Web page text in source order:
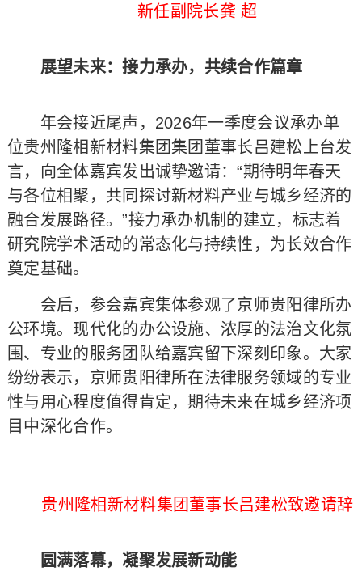
新任副院长龚 超
展望未来：接力承办，共续合作篇章
年会接近尾声，2026年一季度会议承办单
位贵州隆相新材料集团集团董事长吕建松上台发
言，向全体嘉宾发出诚挚邀请：“期待明年春天
与各位相聚，共同探讨新材料产业与城乡经济的
融合发展路径。”接力承办机制的建立，标志着
研究院学术活动的常态化与持续性，为长效合作
奠定基础。
会后，参会嘉宾集体参观了京师贵阳律所办
公环境。现代化的办公设施、浓厚的法治文化氛
围、专业的服务团队给嘉宾留下深刻印象。大家
纷纷表示，京师贵阳律所在法律服务领域的专业
性与用心程度值得肯定，期待未来在城乡经济项
目中深化合作。
贵州隆相新材料集团董事长吕建松致邀请辞
圆满落幕，凝聚发展新动能